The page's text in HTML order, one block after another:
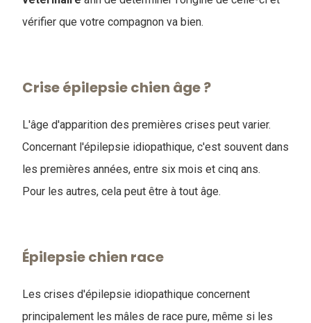
vérifier que votre compagnon va bien.
Crise épilepsie chien âge ?
L'âge d'apparition des premières crises peut varier.
Concernant l'épilepsie idiopathique, c'est souvent dans
les premières années, entre six mois et cinq ans.
Pour les autres, cela peut être à tout âge.
Épilepsie chien race
Les crises d'épilepsie idiopathique concernent
principalement les mâles de race pure, même si les